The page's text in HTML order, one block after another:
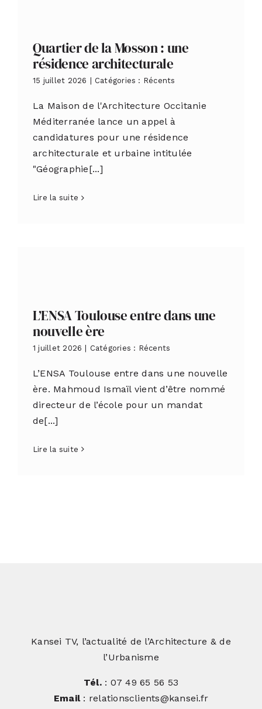
Quartier de la Mosson : une
résidence architecturale
15 juillet 2026 Catégories : Récents
La Maison de l'Architecture Occitanie
Méditerranée lance un appel à
candidatures pour une résidence
architecturale et urbaine intitulée
"Géographie[...]
Lire la suite
L’ENSA Toulouse entre dans une
nouvelle ère
1 juillet 2026 | Catégories : Récents
L’ENSA Toulouse entre dans une nouvelle
ère. Mahmoud Ismaïl vient d’être nommé
directeur de l’école pour un mandat
de[...]
Lire la suite
Kansei TV, l’actualité de l’Architecture & de
l’Urbanisme
Tél.: 07 49 65 56 53
Email: relationsclients@kansei.fr